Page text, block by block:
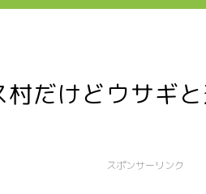
だけどウサギ
スポンサーリンク